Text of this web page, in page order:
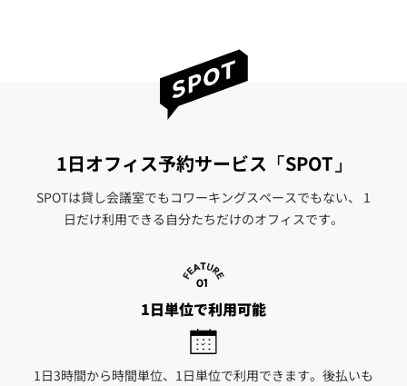
1日オフィス予約サービス 「SPOT」
SPOTは貸し会議室でもコワーキングスペースでもない、 1
日だけ利用できる自分たちだけのオフィスです。
01
1日単位で利用可能
1日3時間から時間単位、1日単位で利用できます。後払いも